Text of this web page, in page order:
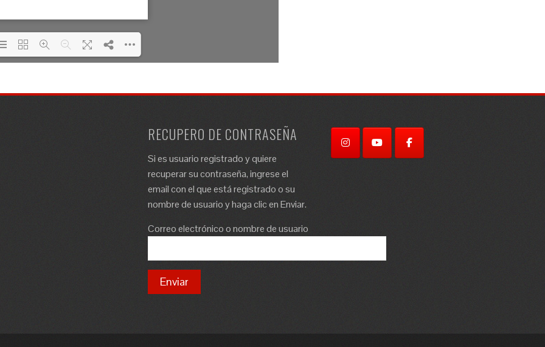
RECUPERO DE CONTRASEÑA
Si es usuario registrado y quiere
recuperar su contraseña, ingrese el
email con el que está registrado o su
nombre de usuario y haga clic en Enviar.
Correo electrónico o nombre de usuario